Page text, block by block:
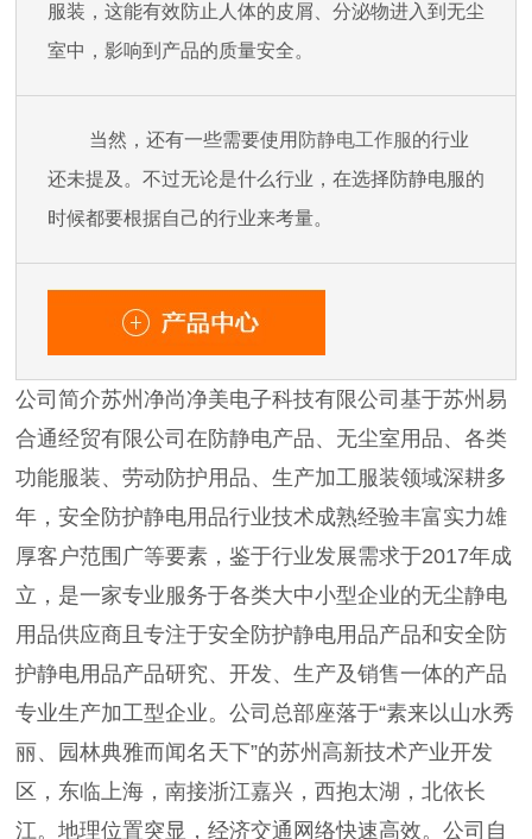
服装，这能有效防止人体的皮屑、分泌物进入到无尘
室中，影响到产品的质量安全。
当然，还有一些需要使用 防静电工作服的行业
还未提及。不过无论是什么行业，在选择防静电服的
时候都要根据自己的行业来考量。
公司简介苏州净尚净美电子科技有限公司基于苏州易
合通经贸有限公司在防静电产品、无尘室用品、各类
功能服装、劳动防护用品、生产加工服装领域深耕多
年，安全防护静电用品行业技术成熟经验丰富实力雄
厚客户范围广等要素，鉴于行业发展需求于2017年成
立，是一家专业服务于各类大中小型企业的无尘静电
用品供应商且专注于安全防护静电用品产品和安全防
护静电用品产品研究、开发、生产及销售一体的产品
专业生产加工型企业。公司总部座落于“素来以山水秀
丽、园林典雅而闻名天下”的苏州高新技术产业开发
区，东临上海，南接浙江嘉兴，西抱太湖，北依长
江。地理位置突显，经济交通网络快速高效。公司自